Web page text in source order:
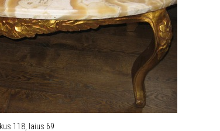
118, laius 69